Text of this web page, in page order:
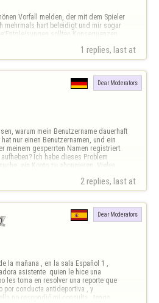
Vorfall melden, der mit dem Spieler
mehrmals hart beleidigt und mir sogar
Entgleisungen sollten Konsequenzen
vorübergehend gesperrt werden, würde
für angemessen hal…
1 replies, last at
Dear Moderators
warum mein Benutzername dauerhaft
nur einen Benutzernamen, und ein
meinem gesperrten Namen registriert.
Ich habe dieses Problem
ein Konto zu abonnieren. Vielen
2 replies, last at
Dear Moderators
la mañana , en la sala Español 1 ,
asistente  quien le hice una
les toma en resolver una reporte que
por conducta antideportiva , y
no respondió mi consulta,  tengo